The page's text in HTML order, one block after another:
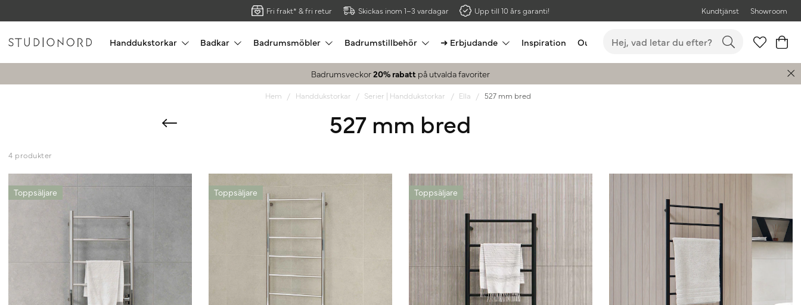
Fri frakt* & fri retur Skickas inom 1–3 vardagar Upp till 10 års garanti! Kundtjänst Showroom
Handdukstorkar Badkar Badrumsmöbler Badrumstillbehör ➜ Erbjudande Inspiration Outlet Bästsäljare
Badrumsveckor20% rabatt på utvalda favoriter
Hem Handdukstorkar Serier | Handdukstorkar Ella 527 mm bred
527 mm bred
4 produkter
Toppsäljare Toppsäljare Toppsäljare